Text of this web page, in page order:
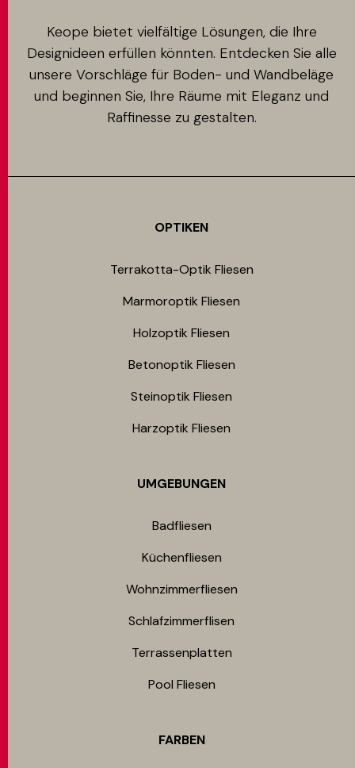
Keope bietet vielfältige Lösungen, die Ihre
Designideen erfüllen könnten. Entdecken Sie alle
unsere Vorschläge für Boden- und Wandbeläge
und beginnen Sie, Ihre Räume mit Eleganz und
Raffinesse zu gestalten.
OPTIKEN
Terrakotta-Optik Fliesen
Marmoroptik Fliesen
Holzoptik Fliesen
Betonoptik Fliesen
Steinoptik Fliesen
Harzoptik Fliesen
UMGEBUNGEN
Badfliesen
Küchenfliesen
Wohnzimmerfliesen
Schlafzimmerflisen
Terrassenplatten
Pool Fliesen
FARBEN